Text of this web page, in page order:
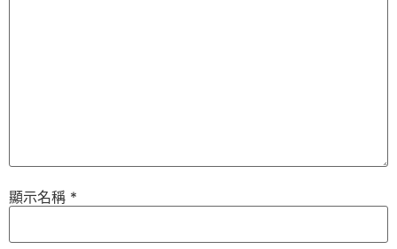
顯示名稱 *